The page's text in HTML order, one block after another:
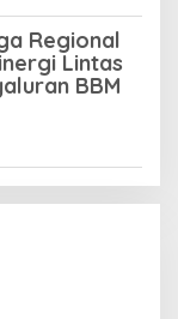
Regional
Lintas
BBM